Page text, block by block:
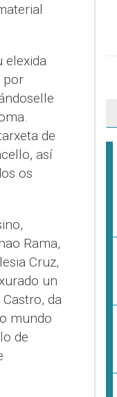
elexida
por
de
así
os
Rama,
Cruz,
un
da
mundo
de